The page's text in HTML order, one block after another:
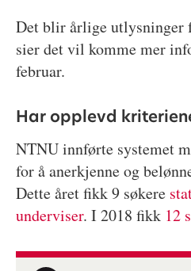
Det blir årlige utlysninger
sier det vil komme mer
februar.
Har opplevd
NTNU innførte systemet
for å anerkjenne og
Dette året fikk 9 søkere
underviser. I 2018 fikk 12